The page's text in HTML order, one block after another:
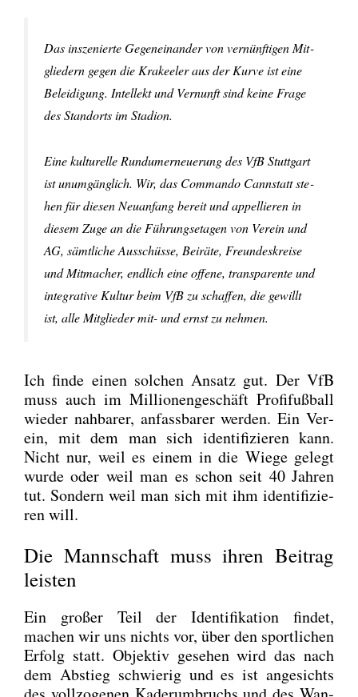
Das insze­nier­te Gegen­ein­an­der von ver­nünf­ti­gen Mit­
glie­dern gegen die Kra­kee­ler aus der Kur­ve ist eine
Belei­di­gung. Intel­lekt und Ver­nunft sind kei­ne Fra­ge
des Stand­orts im Sta­di­on.
Eine kul­tu­rel­le Rund­um­er­neue­rung des VfB Stutt­gart
ist unum­gäng­lich. Wir, das Com­man­do Cannstatt ste­
hen für die­sen Neu­an­fang bereit und appel­lie­ren in
die­sem Zuge an die Füh­rungs­eta­gen von Ver­ein und
AG, sämt­li­che Aus­schüs­se, Bei­rä­te, Freun­des­krei­se
und Mit­ma­cher, end­lich eine offe­ne, trans­pa­ren­te und
inte­gra­ti­ve Kul­tur beim VfB zu schaf­fen, die gewillt
ist, alle Mit­glie­der mit- und ernst zu neh­men.
Ich fin­de einen sol­chen Ansatz gut. Der VfB
muss auch im Mil­lio­nen­ge­schäft Pro­fi­fuß­ball
wie­der nah­ba­rer, anfass­ba­rer wer­den. Ein Ver­
ein, mit dem man sich iden­ti­fi­zie­ren kann.
Nicht nur, weil es einem in die Wie­ge gelegt
wur­de oder weil man es schon seit 40 Jah­ren
tut. Son­dern weil man sich mit ihm iden­ti­fi­zie­
ren will.
Die Mannschaft muss ihren Beitrag
leisten
Ein gro­ßer Teil der Iden­ti­fi­ka­ti­on fin­det,
machen wir uns nichts vor, über den sport­li­chen
Erfolg statt. Objek­tiv gese­hen wird das nach
dem Abstieg schwie­rig und es ist ange­sichts